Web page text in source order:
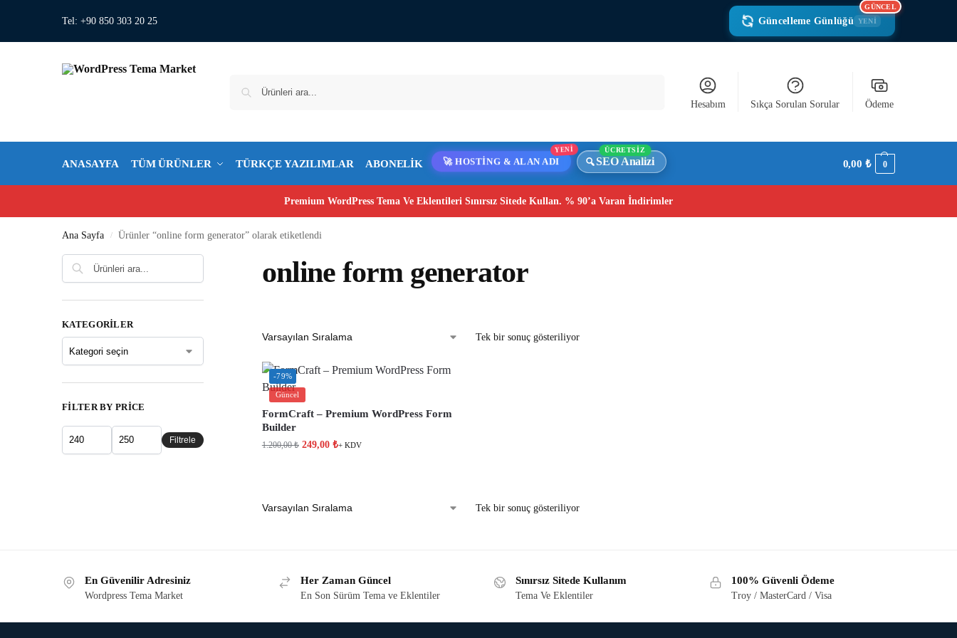
Tel: +90 850 303 20 25 Güncelleme Günlüğü YENİ
GÜNCEL
Hesabım Sıkça Sorulan Sorular Ödeme
ANASAYFA TÜM ÜRÜNLER TÜRKÇE YAZILIMLAR ABONELİK 🚀 HOSTİNG & ALAN ADI
YENİ
SEO Analizi
ÜCRETSİZ
0,00₺ 0
Premium WordPress Tema Ve Eklentileri Sınırsız Sitede Kullan. % 90’a Varan İndirimler
Ana Sayfa / Ürünler “online form generator” olarak etiketlendi
online form generator
Tek bir sonuç gösteriliyor
-79%
Güncel
FormCraft – Premium WordPress Form
Builder
1.200,00₺ 249,00 ₺+ KDV
Tek bir sonuç gösteriliyor
KATEGORILER
FILTER BY PRICE
Filtrele
En Güvenilir Adresiniz
Wordpress Tema Market
Her Zaman Güncel
En Son Sürüm Tema ve Eklentiler
Sınırsız Sitede Kullanım
Tema Ve Eklentiler
100% Güvenli Ödeme
Troy / MasterCard / Visa